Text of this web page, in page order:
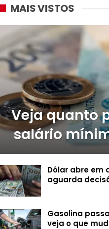
MAIS VISTOS
Veja quanto
salário
Dólar abre em
aguarda
Gasolina
veja o que